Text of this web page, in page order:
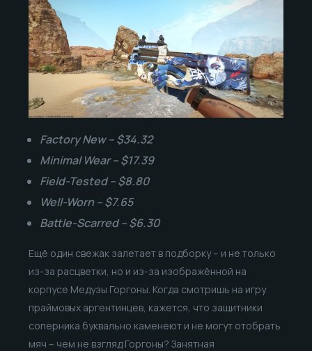
Factory New – $34.32
Minimal Wear – $17.39
Field-Tested – $8.80
Well-Worn – $7.65
Battle-Scarred – $6.30
Ещё один свежак залетает в подборку – и не только
из-за расцветки, но и из-за изображённой на
корпусе Медузы Горгоны. Когда смотришь на игру
праймовых аргентинцев, кажется, что защитники
соперника буквально каменеют и не могут отобрать
мяч – чем не взгляд Горгоны? Занятная